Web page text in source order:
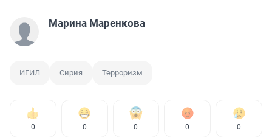
Марина Маренкова
ИГИЛ Сирия Терроризм
0 0 0 0 0